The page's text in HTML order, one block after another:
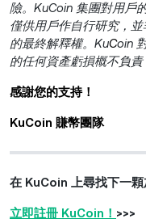
險。KuCoin 集團對用戶
僅供用戶作自行研究，
的最終解釋權。KuCoin
的任何資產虧損概不負責
感謝您的支持！
KuCoin 賺幣團隊
在 KuCoin 上尋找下一顆
立即註冊 KuCoin！ >>>